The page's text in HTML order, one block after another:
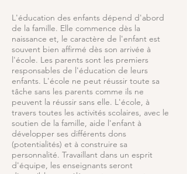
L'éducation des enfants dépend d'abord
de la famille. Elle commence dès la
naissance et, le caractère de l'enfant est
souvent bien affirmé dès son arrivée à
l'école. Les parents sont les premiers
responsables de l'éducation de leurs
enfants. L'école ne peut réussir toute sa
tâche sans les parents comme ils ne
peuvent la réussir sans elle. L'école, à
travers toutes les activités scolaires, avec le
soutien de la famille, aide l'enfant à
développer ses différents dons
(potentialités) et à construire sa
personnalité. Travaillant dans un esprit
d'équipe, les enseignants seront